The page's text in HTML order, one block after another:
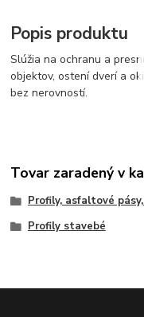
Popis produktu
Slúžia na ochranu a
objektov, ostení dverí a
bez nerovností.
Tovar zaradený v
Profily, asfaltové
Profily stavebé